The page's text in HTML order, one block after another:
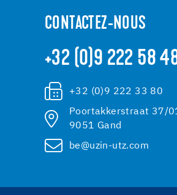
CONTACTEZ-NOUS
+32 (0)9 222 58
+32 (0)9 222 33 80
Poortakkerstraat 37/
9051 Gand
be@uzin-utz.com